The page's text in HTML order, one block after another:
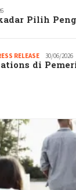
Pilih
RELEASE 30/06/2026
di